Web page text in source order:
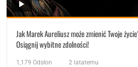
Jak Marek Aureliusz może zmienić Twoje
Osiągnij wybitne zdolności!
1,179 Odsłon 2 latatemu